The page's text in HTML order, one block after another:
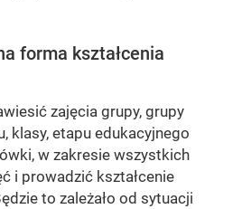
forma kształcenia
zajęcia grupy, grupy
klasy, etapu edukacyjnego
w zakresie wszystkich
i prowadzić kształcenie
to zależało od sytuacji